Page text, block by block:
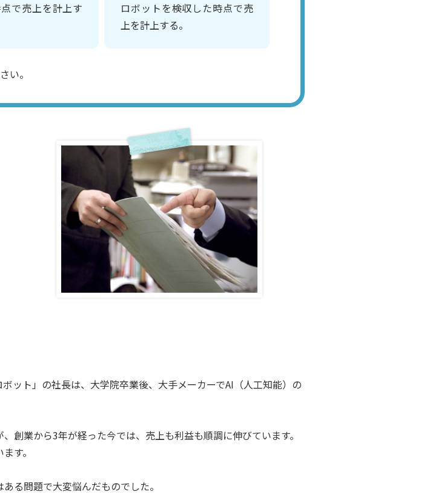
で売上を計上す
ロボットを検収した時点で売
上を計上する。
い。
ット」の社長は、大学院卒業後、大手メーカーでAI（人工知能）の
創業から3年が経った今では、売上も利益も順調に伸びています。
す。
る問題で大変悩んだものでした。